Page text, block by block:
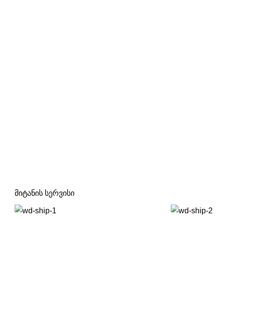
მიტანის სერვისი